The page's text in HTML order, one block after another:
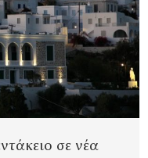
σε νέα